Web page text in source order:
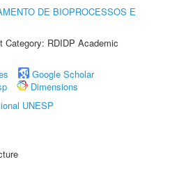
DE BIOPROCESSOS E
Category: RDIDP Academic
Google Scholar
Dimensions
UNESP